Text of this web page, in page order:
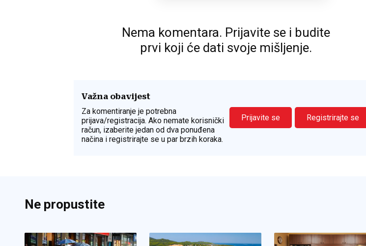
Nema komentara. Prijavite se i budite
prvi koji će dati svoje mišljenje.
Važna obavijest
Za komentiranje je potrebna
prijava/registracija. Ako nemate korisnički
račun, izaberite jedan od dva ponuđena
načina i registrirajte se u par brzih koraka.
Prijavite se Registrirajte se
Ne propustite